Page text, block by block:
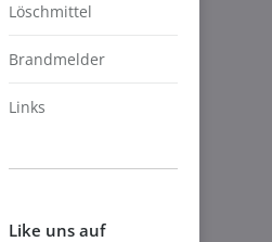
Löschmittel
Brandmelder
Links
Like uns auf